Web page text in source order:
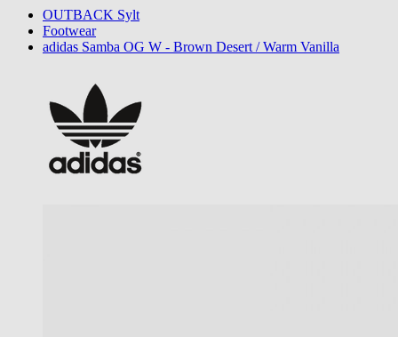
OUTBACK Sylt
Footwear
adidas Samba OG W - Brown Desert / Warm Vanilla